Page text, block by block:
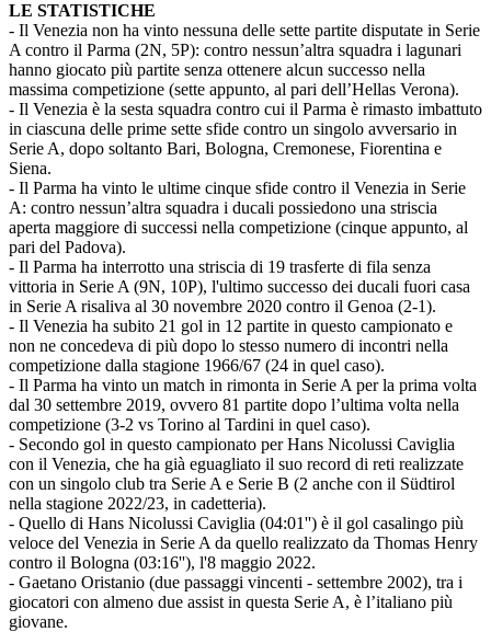
LE STATISTICHE
- Il Venezia non ha vinto nessuna delle sette partite disputate in Serie
A contro il Parma (2N, 5P): contro nessun’altra squadra i lagunari
hanno giocato più partite senza ottenere alcun successo nella
massima competizione (sette appunto, al pari dell’Hellas Verona).
- Il Venezia è la sesta squadra contro cui il Parma è rimasto imbattuto
in ciascuna delle prime sette sfide contro un singolo avversario in
Serie A, dopo soltanto Bari, Bologna, Cremonese, Fiorentina e
Siena.
- Il Parma ha vinto le ultime cinque sfide contro il Venezia in Serie
A: contro nessun’altra squadra i ducali possiedono una striscia
aperta maggiore di successi nella competizione (cinque appunto, al
pari del Padova).
- Il Parma ha interrotto una striscia di 19 trasferte di fila senza
vittoria in Serie A (9N, 10P), l'ultimo successo dei ducali fuori casa
in Serie A risaliva al 30 novembre 2020 contro il Genoa (2-1).
- Il Venezia ha subito 21 gol in 12 partite in questo campionato e
non ne concedeva di più dopo lo stesso numero di incontri nella
competizione dalla stagione 1966/67 (24 in quel caso).
- Il Parma ha vinto un match in rimonta in Serie A per la prima volta
dal 30 settembre 2019, ovvero 81 partite dopo l’ultima volta nella
competizione (3-2 vs Torino al Tardini in quel caso).
- Secondo gol in questo campionato per Hans Nicolussi Caviglia
con il Venezia, che ha già eguagliato il suo record di reti realizzate
con un singolo club tra Serie A e Serie B (2 anche con il Südtirol
nella stagione 2022/23, in cadetteria).
- Quello di Hans Nicolussi Caviglia (04:01'') è il gol casalingo più
veloce del Venezia in Serie A da quello realizzato da Thomas Henry
contro il Bologna (03:16''), l'8 maggio 2022.
- Gaetano Oristanio (due passaggi vincenti - settembre 2002), tra i
giocatori con almeno due assist in questa Serie A, è l’italiano più
giovane.